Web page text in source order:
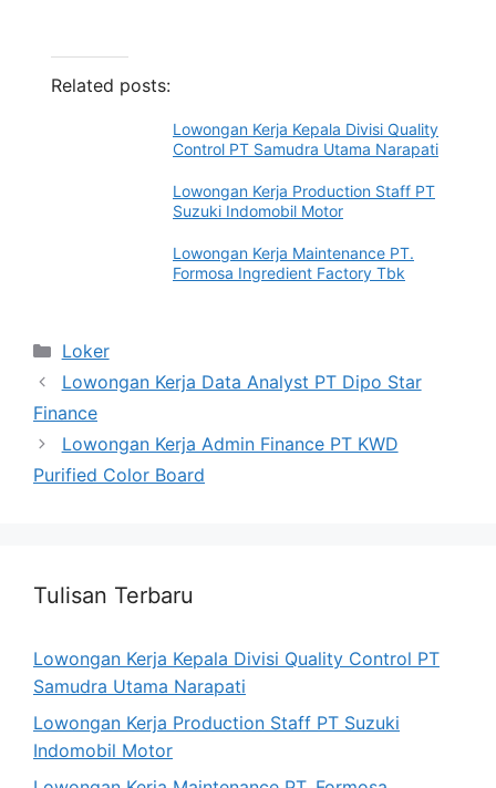
Related posts:
Lowongan Kerja Kepala Divisi Quality
Control PT Samudra Utama Narapati
Lowongan Kerja Production Staff PT
Suzuki Indomobil Motor
Lowongan Kerja Maintenance PT.
Formosa Ingredient Factory Tbk
Categories
Loker
Lowongan Kerja Data Analyst PT Dipo Star
Finance
Lowongan Kerja Admin Finance PT KWD
Purified Color Board
Tulisan Terbaru
Lowongan Kerja Kepala Divisi Quality Control PT
Samudra Utama Narapati
Lowongan Kerja Production Staff PT Suzuki
Indomobil Motor